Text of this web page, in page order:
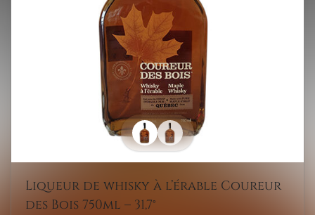
Liqueur de whisky à l’érable Coureur
des Bois 750ml – 31,7°